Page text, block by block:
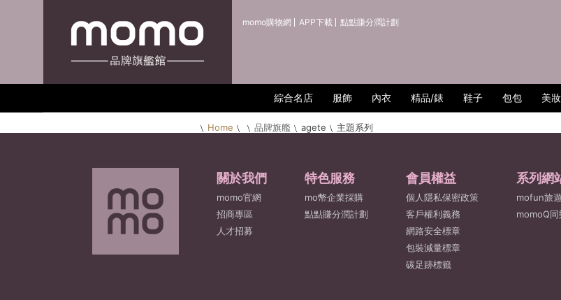
momo購物網 APP下載 點點賺分潤計劃
綜合名店 服飾 內衣 精品/錶 鞋子 包包 美
Home 品牌旗艦 agete 主題系列
關於我們
momo官網
招商專區
人才招募
特色服務
mo幣企業採購
點點賺分潤計劃
會員權益
個人隱私保密政策
客戶權利義務
網路安全標章
包裝減量標章
碳足跡標籤
系列網
mofun旅
momoQ同